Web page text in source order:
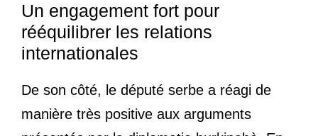
Un engagement fort pour
rééquilibrer les relations
internationales
De son côté, le député serbe a réagi de
manière très positive aux arguments